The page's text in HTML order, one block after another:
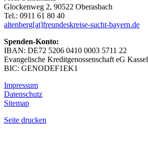
Glockenweg 2, 90522 Oberasbach
Tel.: 0911 61 80 40
altenberg[at]freundeskreise-sucht-bayern.de
Spenden-Konto:
IBAN: DE72 5206 0410 0003 5711 22
Evangelische Kreditgenossenschaft eG Kassel
BIC: GENODEF1EK1
Impressum
Datenschutz
Sitemap
Seite drucken